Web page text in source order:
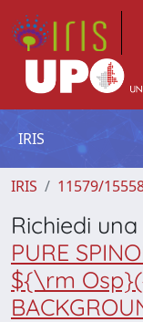
IRIS
IRIS 11579/
Richiedi
PURE
${\rm